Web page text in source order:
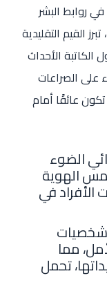
روابط البشر
القيم التقليدية
الكاتبة الأحداث
على الصراعات
عائقًا أمام
الضوء
الهوية
الأفراد في
مما
تحمل